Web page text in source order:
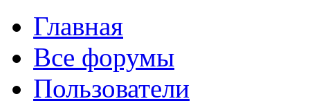
Главная
Все форумы
Пользователи